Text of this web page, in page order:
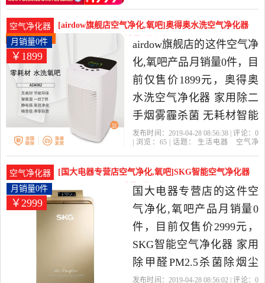
当中性价比很高的空气净
化,氧吧，由上海发货。
空气净化器
[airdow旗舰店空气净化,氧吧]奥得奥水洗空气净化器
家用除二手烟雾月销量0件仅售1899元
￥1899
月销量0件
airdow旗舰店的这件空气净
化,氧吧产品月销量0件，目
前仅售价1899元，奥得奥
水洗空气净化器 家用除二
手烟雾霾杀菌 无耗材智能
卧室氧吧是2019年airdow旗
价比很高的空气净化,氧
吧，由福建 厦门发货。
发布时间：2019-04-28 08:56:38 | 评论： 0
| 浏览： 65| 话题： 生活电器
空气净
空气净化器
[国大电器专营店空气净化,氧吧]SKG智能空气净化器
家用除甲醛PM月销量0件仅售2999元
￥2999
月销量0件
国大电器专营店的这件空
气净化,氧吧产品月销量0
件，目前仅售价2999元，
SKG智能空气净化器 家用
除甲醛PM2.5杀菌除烟尘
空气净化机氧吧是2019年
发布时间：2019-04-28 08:56:02 | 评论： 0